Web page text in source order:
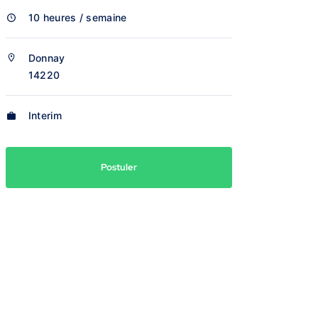
10 heures / semaine
Donnay
14220
Interim
Postuler